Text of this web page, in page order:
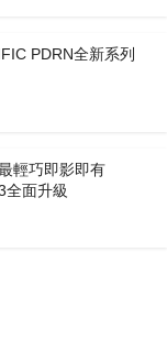
PDRN全新系列
輕巧即影即有
全面升級